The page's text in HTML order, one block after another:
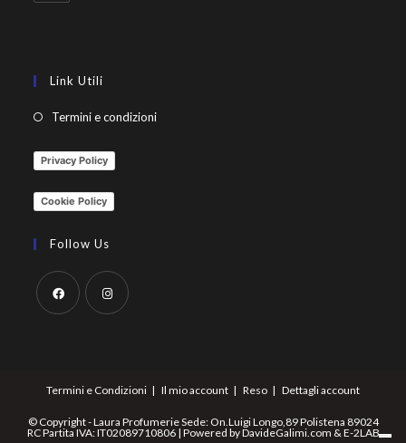
Link Utili
Termini e condizioni
Privacy Policy
Cookie Policy
Follow Us
Termini e Condizioni Il mio account Reso Dettagli account
© Copyright - Laura Profumerie Sede: On.Luigi Longo,89 Polistena 89024
RC Partita IVA: IT02089710806 | Powered byDavideGalimi.com & E-2LAB